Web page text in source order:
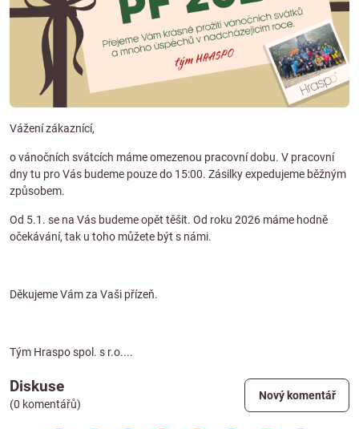
Vážení zákaznící,
o vánočních svátcích máme omezenou pracovní dobu. V pracovní
dny tu pro Vás budeme pouze do 15:00. Zásilky expedujeme běžným
způsobem.
Od 5.1. se na Vás budeme opět těšit. Od roku 2026 máme hodně
očekávání, tak u toho můžete být s námi.
Děkujeme Vám za Vaši přízeň.
Tým Hraspo spol. s r.o....
Diskuse
(0 komentářů)
Nový komentář